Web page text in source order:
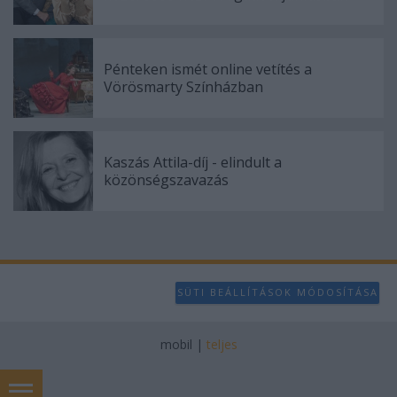
Pénteken ismét online vetítés a
Vörösmarty Színházban
Kaszás Attila-díj - elindult a
közönségszavazás
SÜTI BEÁLLÍTÁSOK MÓDOSÍTÁSA
mobil | teljes